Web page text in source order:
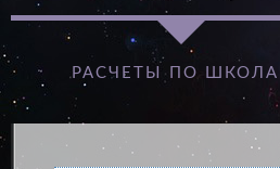
РАСЧЕТЫ ПО